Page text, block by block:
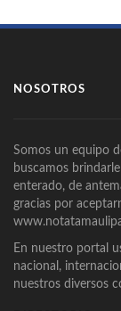
NOSOTROS
Somos un equipo
buscamos
enterado, de
gracias por
En nuestro portal
nacional,
nuestros diversos